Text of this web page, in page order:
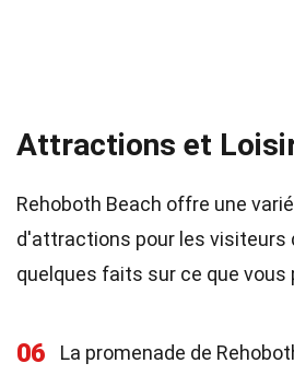
Attractions et
Rehoboth Beach offre une
d'attractions pour les visiteurs
quelques faits sur ce que vous
06
La promenade de